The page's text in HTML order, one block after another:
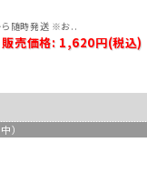
ら随時発送 ※お..
販売価格: 1,620円(税込)
）